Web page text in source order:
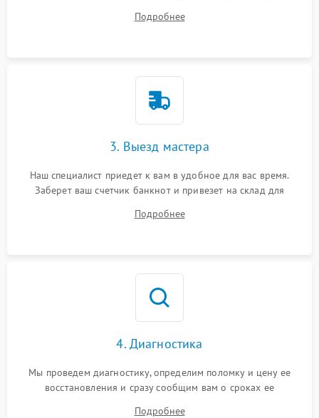
Подробнее
3. Выезд мастера
Наш специалист приедет к вам в удобное для вас время.
Заберет ваш счетчик банкнот и привезет на склад для
Подробнее
4. Диагностика
Мы проведем диагностику, определим поломку и цену ее
восстановления и сразу сообщим вам о сроках ее
Подробнее